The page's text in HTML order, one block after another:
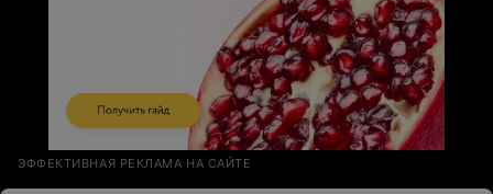
ЭФФЕКТИВНАЯ РЕКЛАМА НА САЙТЕ